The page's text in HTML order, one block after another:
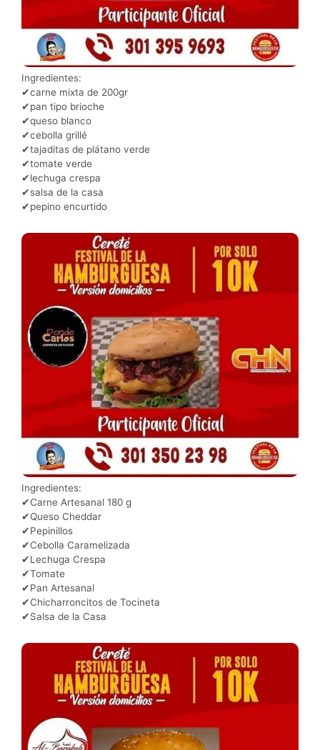
Ingredientes:
✔carne mixta de 200gr
✔pan tipo brioche
✔queso blanco
✔cebolla grillé
✔tajaditas de plátano verde
✔tomate verde
✔lechuga crespa
✔salsa de la casa
✔pepino encurtido
Ingredientes:
✔Carne Artesanal 180 g
✔Queso Cheddar
✔Pepinillos
✔Cebolla Caramelizada
✔Lechuga Crespa
✔Tomate
✔Pan Artesanal
✔Chicharroncitos de Tocineta
✔Salsa de la Casa